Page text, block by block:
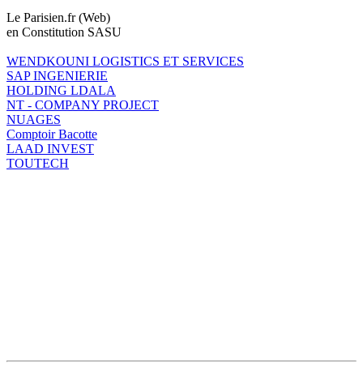
Le Parisien.fr (Web)
en Constitution SASU
WENDKOUNI LOGISTICS ET SERVICES
SAP INGENIERIE
HOLDING LDALA
NT - COMPANY PROJECT
NUAGES
Comptoir Bacotte
LAAD INVEST
TOUTECH